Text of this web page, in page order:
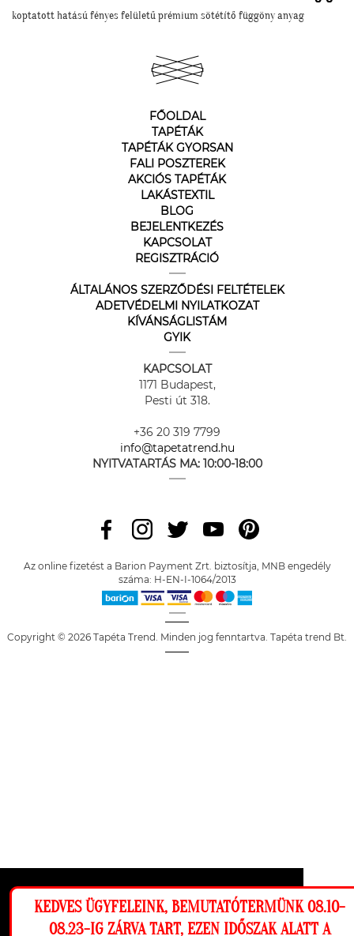
Ez a weboldal cookie-kat használ, hogy a
lehető legjobb élményt nyújtsa honlapunkon.
koptatott hatású fényes felületű prémium sötétítő függöny anyag
FŐOLDAL
TAPÉTÁK
TAPÉTÁK GYORSAN
FALI POSZTEREK
AKCIÓS TAPÉTÁK
LAKÁSTEXTIL
BLOG
BEJELENTKEZÉS
KAPCSOLAT
REGISZTRÁCIÓ
ÁLTALÁNOS SZERZŐDÉSI FELTÉTELEK
ADETVÉDELMI NYILATKOZAT
KÍVÁNSÁGLISTÁM
GYIK
KAPCSOLAT
1171 Budapest,
Pesti út 318.
+36 20 319 7799
info@tapetatrend.hu
NYITVATARTÁS MA: 10:00-18:00
Az online fizetést a Barion Payment Zrt. biztosítja, MNB engedély
száma: H-EN-I-1064/2013
Copyright © 2026 Tapéta Trend. Minden jog fenntartva. Tapéta trend Bt.
KEDVES ÜGYFELEINK, BEMUTATÓTERMÜNK 08.10-
08.23-IG ZÁRVA TART, EZEN IDŐSZAK ALATT A